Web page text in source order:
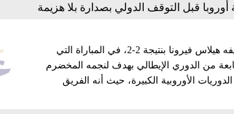
قبل التوقف الدولي بصدارة بلا هزيمة
عزز ميلان صدارته للدوري الإيطالي باقتناص تعادل قاتل من ضيفه هيلاس فيرونا بنتيجة 2-2، في المباراة التي
من الدوري الإيطالي بهدف لنجمه المخضرم
على جميع عمالقة الدوريات الأوروبية الكبيرة، حيث أنه الفريق